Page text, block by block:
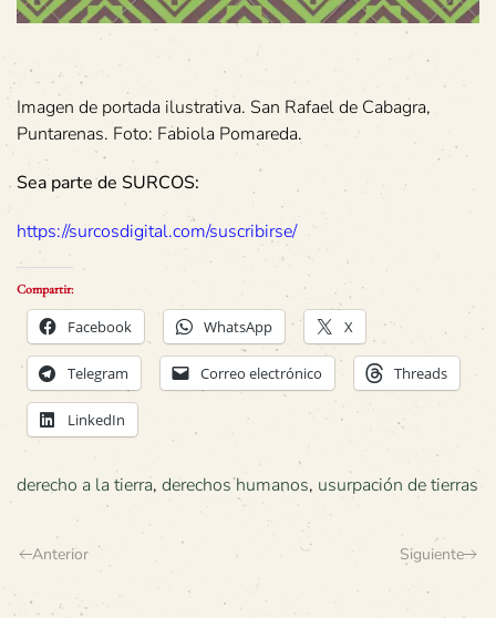
Imagen de portada ilustrativa. San Rafael de Cabagra,
Puntarenas. Foto: Fabiola Pomareda.
Sea parte de SURCOS:
https://surcosdigital.com/suscribirse/
Compartir:
Facebook WhatsApp X
Telegram Correo electrónico Threads
LinkedIn
derecho a la tierra, derechos humanos, usurpación de tierras
Anterior Siguiente